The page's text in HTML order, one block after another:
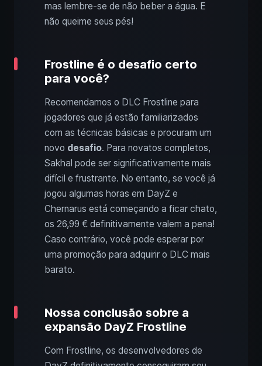
mas lembre-se de não beber a água. E
não queime seus pés!
Frostline é o desafio certo
para você?
Recomendamos o DLC Frostline para
jogadores que já estão familiarizados
com as técnicas básicas e procuram um
novo desafio. Para novatos completos,
Sakhal pode ser significativamente mais
difícil e frustrante. No entanto, se você já
jogou algumas horas em DayZ e
Chernarus está começando a ficar chato,
os 26,99 € definitivamente valem a pena!
Caso contrário, você pode esperar por
uma promoção para adquirir o DLC mais
barato.
Nossa conclusão sobre a
expansão DayZ Frostline
Com Frostline, os desenvolvedores de